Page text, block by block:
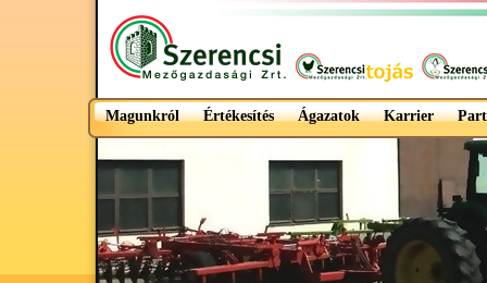
Magunkról Értékesítés Ágazatok Karrier